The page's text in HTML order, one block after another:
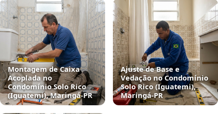
Montagem de Caixa
Acoplada no
Condomínio Solo Rico
(Iguatemi), Maringá‑PR
Ajuste de Base e
Vedação no Condomínio
Solo Rico (Iguatemi),
Maringá‑PR